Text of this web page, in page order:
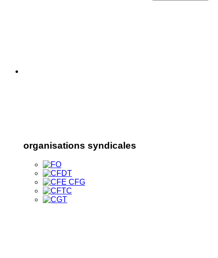
organisations syndicales